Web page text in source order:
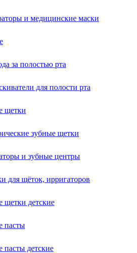
и медицинские маски
за полостью рта
для полости рта
щетки
зубные щетки
и зубные центры
для щёток, ирригаторов
щетки детские
пасты
пасты детские